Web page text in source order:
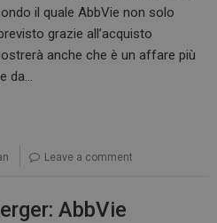
il quale AbbVie non solo
grazie all’acquisto
anche che è un affare più
da…
Leave a comment
AbbVie